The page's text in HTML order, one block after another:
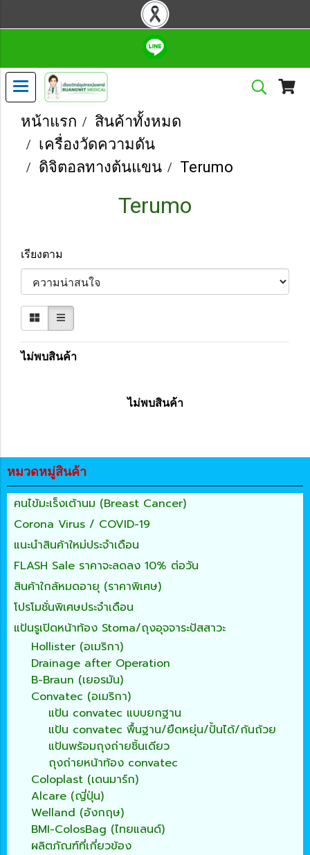
หน้าแรก
สินค้าทั้งหมด
เครื่องวัดความดัน
ดิจิตอลทางต้นแขน
Terumo
Terumo
เรียงตาม
ไม่พบสินค้า
ไม่พบสินค้า
หมวดหมู่สินค้า
คนไข้มะเร็งเต้านม (Breast Cancer)
Corona Virus / COVID-19
แนะนำสินค้าใหม่ประจำเดือน
FLASH Sale ราคาจะลดลง 10% ต่อวัน
สินค้าใกล้หมดอายุ (ราคาพิเศษ)
โปรโมชั่นพิเศษประจำเดือน
แป้นรูเปิดหน้าท้อง Stoma/ถุงอุจจาระปัสสาวะ
Hollister (อเมริกา)
Drainage after Operation
B-Braun (เยอรมัน)
Convatec (อเมริกา)
แป้น convatec แบบยกฐาน
แป้น convatec พื้นฐาน/ยืดหยุ่น/ปั้นได้/ก้นถ้วย
แป้นพร้อมถุงถ่ายชิ้นเดียว
ถุงถ่ายหน้าท้อง convatec
Coloplast (เดนมาร์ก)
Alcare (ญี่ปุ่น)
Welland (อังกฤษ)
BMI-ColosBag (ไทยแลนด์)
ผลิตภัณฑ์ที่เกี่ยวข้อง